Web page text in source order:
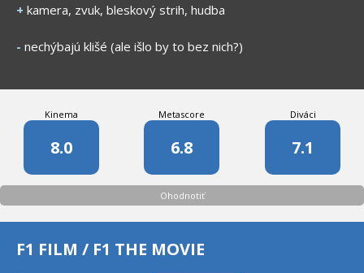
+ kamera, zvuk, bleskový strih, hudba
- nechýbajú klišé (ale išlo by to bez nich?)
Kinema
8.0
Metascore
6.8
Diváci
7.1
Ohodnotiť
F1 FILM / F1 THE MOVIE